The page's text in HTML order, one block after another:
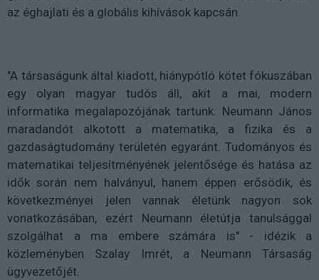
az éghajlati és a globális kihívások kapcsán.
"A társaságunk által kiadott, hiánypótló kötet fókuszában
egy olyan magyar tudós áll, akit a mai, modern
informatika megalapozójának tartunk. Neumann János
maradandót alkotott a matematika, a fizika és a
gazdaságtudomány területén egyaránt. Tudományos és
matematikai teljesítményének jelentősége és hatása az
idők során nem halványul, hanem éppen erősödik, és
következményei jelen vannak életünk nagyon sok
vonatkozásában, ezért Neumann életútja tanulsággal
szolgálhat a ma embere számára is" - idézik a
közleményben Szalay Imrét, a Neumann Társaság
ügyvezetőjét.